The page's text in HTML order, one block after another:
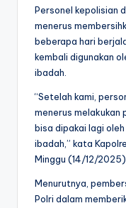
Personel kepolisian
menerus
beberapa hari
kembali digunakan
ibadah.
“Setelah kami,
menerus melakukan
bisa dipakai lagi
ibadah,” kata
Minggu (14/12/
Menurutnya,
Polri dalam